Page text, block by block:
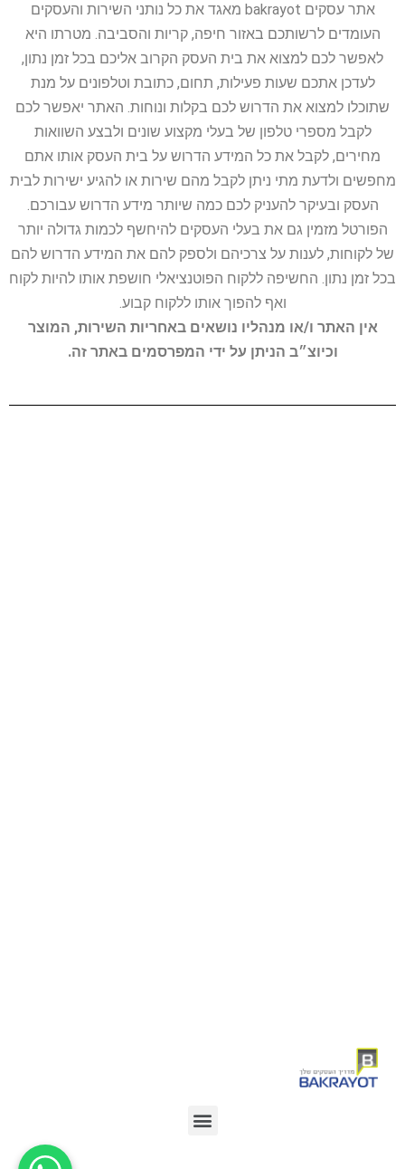
אתר עסקים bakrayot מאגד את כל נותני השירות והעסקים
העומדים לרשותכם באזור חיפה, קריות והסביבה. מטרתו היא
לאפשר לכם למצוא את בית העסק הקרוב אליכם בכל זמן נתון,
לעדכן אתכם שעות פעילות, תחום, כתובת וטלפונים על מנת
שתוכלו למצוא את הדרוש לכם בקלות ונוחות. האתר יאפשר לכם
לקבל מספרי טלפון של בעלי מקצוע שונים ולבצע השוואות
מחירים, לקבל את כל המידע הדרוש על בית העסק אותו אתם
מחפשים ולדעת מתי ניתן לקבל מהם שירות או להגיע ישירות לבית
העסק ובעיקר להעניק לכם כמה שיותר מידע הדרוש עבורכם.
הפורטל מזמין גם את בעלי העסקים להיחשף לכמות גדולה יותר
של לקוחות, לענות על צרכיהם ולספק להם את המידע הדרוש להם
בכל זמן נתון. החשיפה ללקוח הפוטנציאלי חושפת אותו להיות לקוח
ואף להפוך אותו ללקוח קבוע.
אין האתר ו/או מנהליו נושאים באחריות השירות, המוצר
וכיוצ״ב הניתן על ידי המפרסמים באתר זה.